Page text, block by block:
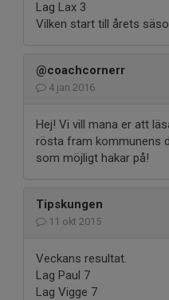
Lag Lax 3
Vilken start till årets
@coachcornerr
4 jan 2016
Hej! Vi vill mana er att
rösta fram kommunens
som möjligt hakar på!
Tipskungen
11 okt 2015
Veckans resultat.
Lag Paul 7
Lag Vigge 7